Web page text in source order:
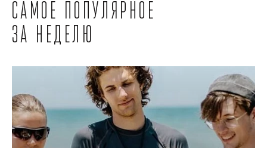
Самое популярное
за неделю